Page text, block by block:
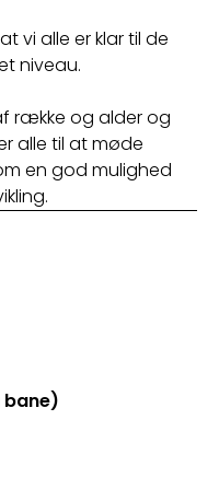
vi alle er klar til de
niveau.
række og alder og
alle til at møde
en god mulighed
bane)